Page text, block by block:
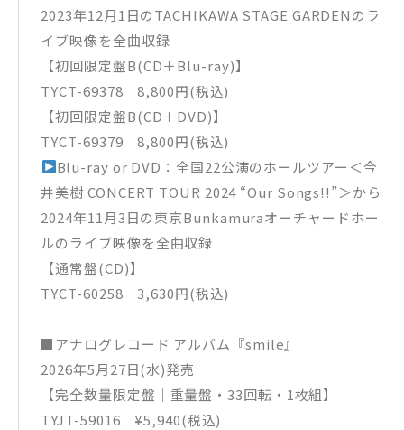
2023年12月1日のTACHIKAWA STAGE GARDENのラ
イブ映像を全曲収録
【初回限定盤B(CD＋Blu-ray)】
TYCT-69378 8,800円(税込)
【初回限定盤B(CD＋DVD)】
TYCT-69379 8,800円(税込)
Blu-ray or DVD：全国22公演のホールツアー＜今
井美樹 CONCERT TOUR 2024 “Our Songs!!”＞から
2024年11月3日の東京Bunkamuraオーチャードホー
ルのライブ映像を全曲収録
【通常盤(CD)】
TYCT-60258 3,630円(税込)
■アナログレコード アルバム『smile』
2026年5月27日(水)発売
【完全数量限定盤｜重量盤・33回転・1枚組】
TYJT-59016 ¥5,940(税込)